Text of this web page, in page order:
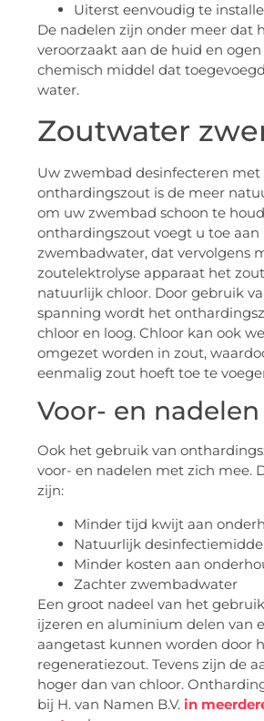
Uiterst eenvoudig te
De nadelen zijn onder meer dat
veroorzaakt aan de huid en
chemisch middel dat
water.
Zoutwater
Uw zwembad desinfecteren met
onthardingszout is de meer
om uw zwembad schoon te
onthardingszout voegt u toe aan
zwembadwater, dat vervolgens
zoutelektrolyse apparaat het
natuurlijk chloor. Door gebruik
spanning wordt het
chloor en loog. Chloor kan ook
omgezet worden in zout,
eenmalig zout hoeft toe te
Voor- en nadelen
Ook het gebruik van
voor- en nadelen met zich mee.
zijn:
Minder tijd kwijt aan
Natuurlijk
Minder kosten aan
Zachter zwembadwater
Een groot nadeel van het
ijzeren en aluminium delen van
aangetast kunnen worden door
regeneratiezout. Tevens zijn de
hoger dan van chloor.
bij H. van Namen B.V. in